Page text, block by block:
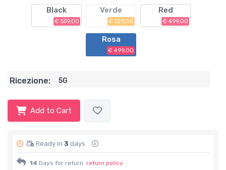
Black
€ 559,00
Verde
€ 529,00
Red
€ 499,00
Rosa
€ 499,00
Ricezione: 5G
Add to Cart
Ready in 3 days
14 Days for return. return policy